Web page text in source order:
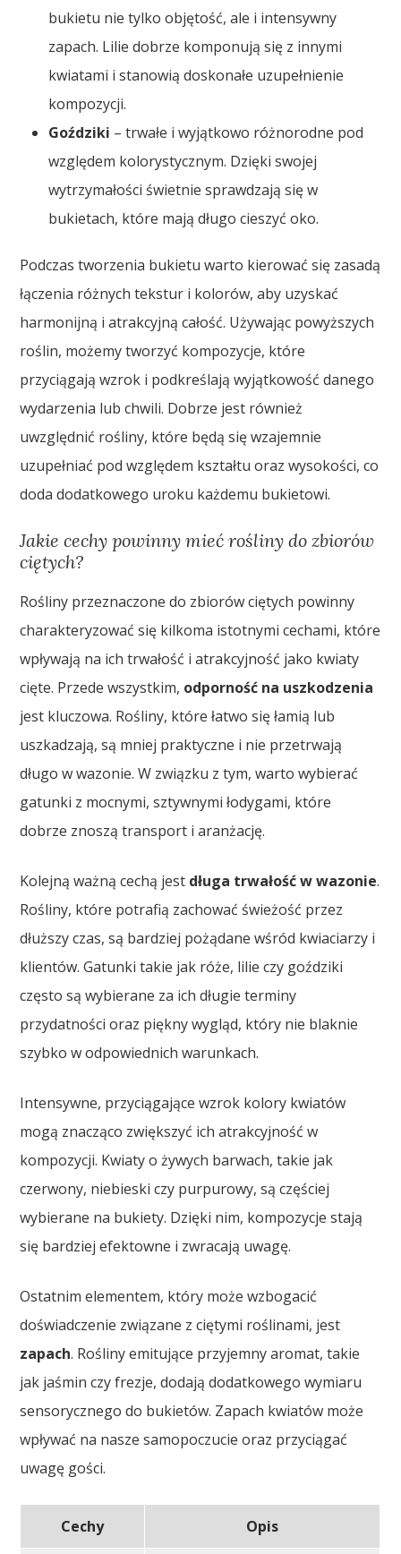
bukietu nie tylko objętość, ale i intensywny
zapach. Lilie dobrze komponują się z innymi
kwiatami i stanowią doskonałe uzupełnienie
kompozycji.
Goździki – trwałe i wyjątkowo różnorodne pod
względem kolorystycznym. Dzięki swojej
wytrzymałości świetnie sprawdzają się w
bukietach, które mają długo cieszyć oko.
Podczas tworzenia bukietu warto kierować się zasadą
łączenia różnych tekstur i kolorów, aby uzyskać
harmonijną i atrakcyjną całość. Używając powyższych
roślin, możemy tworzyć kompozycje, które
przyciągają wzrok i podkreślają wyjątkowość danego
wydarzenia lub chwili. Dobrze jest również
uwzględnić rośliny, które będą się wzajemnie
uzupełniać pod względem kształtu oraz wysokości, co
doda dodatkowego uroku każdemu bukietowi.
Jakie cechy powinny mieć rośliny do zbiorów
ciętych?
Rośliny przeznaczone do zbiorów ciętych powinny
charakteryzować się kilkoma istotnymi cechami, które
wpływają na ich trwałość i atrakcyjność jako kwiaty
cięte. Przede wszystkim, odporność na uszkodzenia
jest kluczowa. Rośliny, które łatwo się łamią lub
uszkadzają, są mniej praktyczne i nie przetrwają
długo w wazonie. W związku z tym, warto wybierać
gatunki z mocnymi, sztywnymi łodygami, które
dobrze znoszą transport i aranżację.
Kolejną ważną cechą jest długa trwałość w wazonie.
Rośliny, które potrafią zachować świeżość przez
dłuższy czas, są bardziej pożądane wśród kwiaciarzy i
klientów. Gatunki takie jak róże, lilie czy goździki
często są wybierane za ich długie terminy
przydatności oraz piękny wygląd, który nie blaknie
szybko w odpowiednich warunkach.
Intensywne, przyciągające wzrok kolory kwiatów
mogą znacząco zwiększyć ich atrakcyjność w
kompozycji. Kwiaty o żywych barwach, takie jak
czerwony, niebieski czy purpurowy, są częściej
wybierane na bukiety. Dzięki nim, kompozycje stają
się bardziej efektowne i zwracają uwagę.
Ostatnim elementem, który może wzbogacić
doświadczenie związane z ciętymi roślinami, jest
zapach. Rośliny emitujące przyjemny aromat, takie
jak jaśmin czy frezje, dodają dodatkowego wymiaru
sensorycznego do bukietów. Zapach kwiatów może
wpływać na nasze samopoczucie oraz przyciągać
uwagę gości.
Cechy Opis